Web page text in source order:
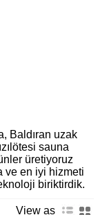
Baldıran uzak
sauna
üretiyoruz
ve en iyi hizmeti
biriktirdik.
View as